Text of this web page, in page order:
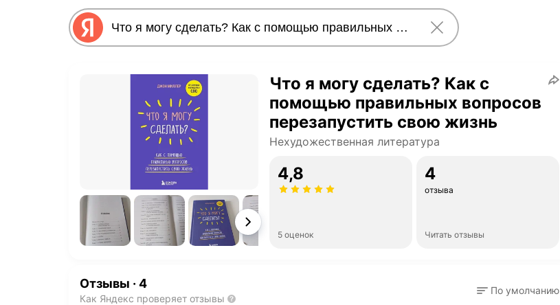
Что я могу сделать? Как с
помощью правильных вопросов
перезапустить свою жизнь
Нехудожественная литература
4,8
5 оценок
4
отзыва
Читать отзывы
Отзывы · 4
Как Яндекс проверяет отзывы
По умолчанию